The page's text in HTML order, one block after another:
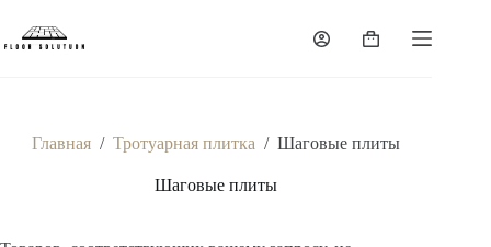
сути
Корзина
Главная / Тротуарная плитка / Шаговые плиты
Шаговые плиты